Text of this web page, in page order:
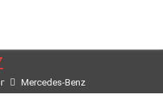
Merсedes-Benz